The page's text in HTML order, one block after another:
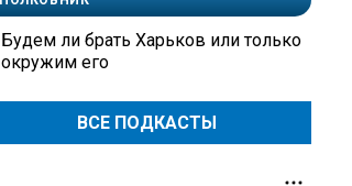
Будем ли брать Харьков или только
окружим его
ВСЕ ПОДКАСТЫ